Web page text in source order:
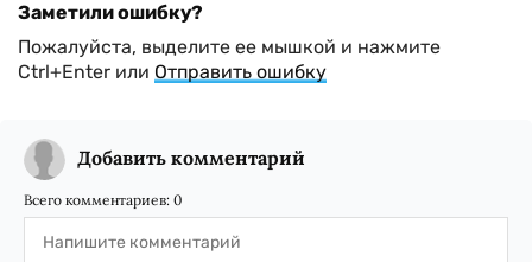
Заметили ошибку?
Пожалуйста, выделите ее мышкой и нажмите
Ctrl+Enter или Отправить ошибку
Добавить комментарий
Всего комментариев: 0